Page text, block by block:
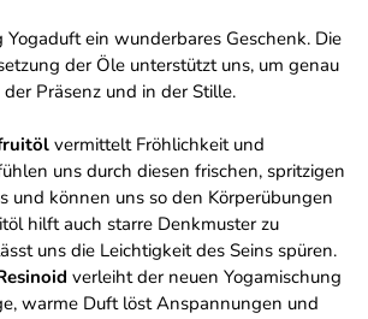
Yogaduft ein wunderbares Geschenk. Die
der Öle unterstützt uns, um genau
Präsenz und in der Stille.
vermittelt Fröhlichkeit und
uns durch diesen frischen, spritzigen
und können uns so den Körperübungen
hilft auch starre Denkmuster zu
uns die Leichtigkeit des Seins spüren.
verleiht der neuen Yogamischung
warme Duft löst Anspannungen und